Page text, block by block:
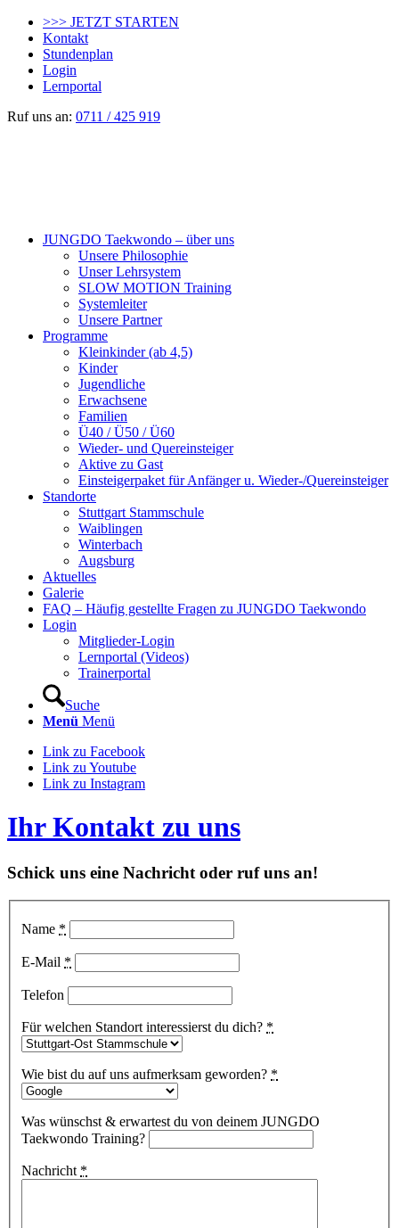
>>> JETZT STARTEN
Kontakt
Stundenplan
Login
Lernportal
Ruf uns an: 0711 / 425 919
JUNGDO Taekwondo – über uns
Unsere Philosophie
Unser Lehrsystem
SLOW MOTION Training
Systemleiter
Unsere Partner
Programme
Kleinkinder (ab 4,5)
Kinder
Jugendliche
Erwachsene
Familien
Ü40 / Ü50 / Ü60
Wieder- und Quereinsteiger
Aktive zu Gast
Einsteigerpaket für Anfänger u. Wieder-/Quereinsteiger
Standorte
Stuttgart Stammschule
Waiblingen
Winterbach
Augsburg
Aktuelles
Galerie
FAQ – Häufig gestellte Fragen zu JUNGDO Taekwondo
Login
Mitglieder-Login
Lernportal (Videos)
Trainerportal
Suche
Menü Menü
Link zu Facebook
Link zu Youtube
Link zu Instagram
Ihr Kontakt zu uns
Schick uns eine Nachricht oder ruf uns an!
Name *
E-Mail *
Telefon
Für welchen Standort interessierst du dich? *
Wie bist du auf uns aufmerksam geworden? *
Was wünschst & erwartest du von deinem JUNGDO
Taekwondo Training?
Nachricht *